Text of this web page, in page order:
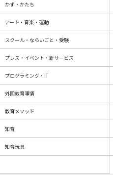
かず・かたち
アート・音楽・運動
スクール・ならいごと・受験
プレス・イベント・新サービス
プログラミング・IT
外国教育事情
教育メソッド
知育
知育玩具